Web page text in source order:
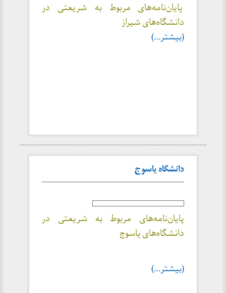
پایان‌نامه‌های مربوط به شریعتی در
دانشگاه‌های شیراز
(بیشتر…)
دانشگاه یاسوج
پایان‌نامه‌های مربوط به شریعتی در
دانشگاه‌های یاسوج
(بیشتر…)